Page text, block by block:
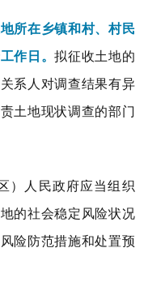
所在乡镇和村、村民
作日。拟征收土地的
系人对调查结果有异
土地现状调查的部门
）人民政府应当组织
的社会稳定风险状况
险防范措施和处置预